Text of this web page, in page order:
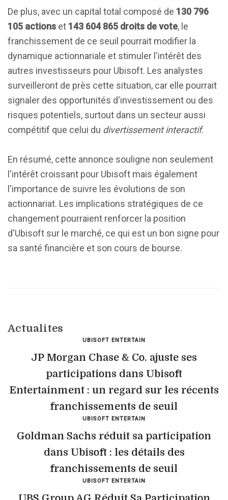
De plus, avec un capital total composé de 130 796
105 actions et 143 604 865 droits de vote, le
franchissement de ce seuil pourrait modifier la
dynamique actionnariale et stimuler l'intérêt des
autres investisseurs pour Ubisoft. Les analystes
surveilleront de près cette situation, car elle pourrait
signaler des opportunités d'investissement ou des
risques potentiels, surtout dans un secteur aussi
compétitif que celui du divertissement interactif.
En résumé, cette annonce souligne non seulement
l'intérêt croissant pour Ubisoft mais également
l'importance de suivre les évolutions de son
actionnariat. Les implications stratégiques de ce
changement pourraient renforcer la position
d'Ubisoft sur le marché, ce qui est un bon signe pour
sa santé financière et son cours de bourse.
Actualites
UBISOFT ENTERTAIN
JP Morgan Chase & Co. ajuste ses
participations dans Ubisoft
Entertainment : un regard sur les récents
franchissements de seuil
UBISOFT ENTERTAIN
Goldman Sachs réduit sa participation
dans Ubisoft : les détails des
franchissements de seuil
UBISOFT ENTERTAIN